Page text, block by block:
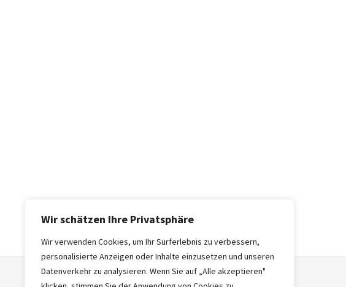
Wir schätzen Ihre Privatsphäre
Wir verwenden Cookies, um Ihr Surferlebnis zu verbessern,
personalisierte Anzeigen oder Inhalte einzusetzen und unseren
Datenverkehr zu analysieren. Wenn Sie auf „Alle akzeptieren"